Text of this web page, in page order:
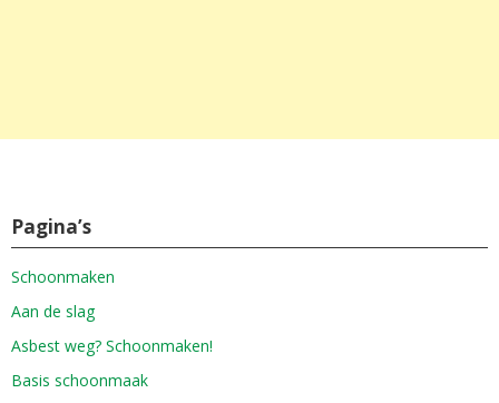
Pagina’s
Schoonmaken
Aan de slag
Asbest weg? Schoonmaken!
Basis schoonmaak